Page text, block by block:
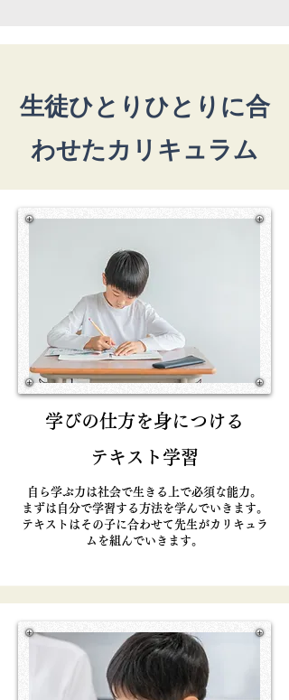
生徒ひとりひとりに合
わせたカリキュラム
学びの仕方を身につける
テキスト学習
自ら学ぶ力は社会で生きる上で必須な能力。
​まずは自分で学習する方法を学んでいきます。
テキストはその子に合わせて先生がカリキュラ
ムを組んでいきます。